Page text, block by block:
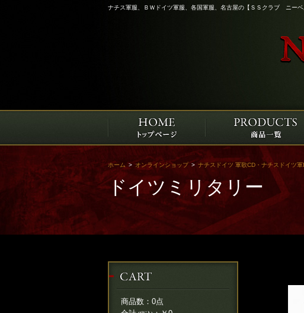
ドイツミリタリー
ホーム > オンラインショップ > ナチスドイツ 軍歌CD・ナチスドイツ
ナチス軍服、ＢＷドイツ軍服、各国軍服、名古屋の【ＳＳクラブ ニー
商品数： 0点